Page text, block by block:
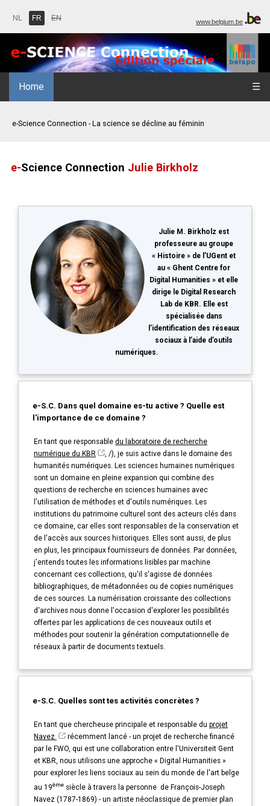
NL FR EN www.belgium.be
Home ☰
e-Science Connection - La science se décline au féminin
e-Science Connection Julie Birkholz
Julie M. Birkholz est
professeure au groupe
« Histoire » de l’UGent et
au « Ghent Centre for
Digital Humanities » et elle
dirige le Digital Research
Lab de KBR. Elle est
spécialisée dans
l’identification des réseaux
sociaux à l’aide d’outils
numériques.
e-S.C. Dans quel domaine es-tu active ? Quelle est
l'importance de ce domaine ?
En tant que responsable du laboratoire de recherche
numérique du KBR
, /), je suis active dans le domaine des
humanités numériques. Les sciences humaines numériques
sont un domaine en pleine expansion qui combine des
questions de recherche en sciences humaines avec
l'utilisation de méthodes et d'outils numériques. Les
institutions du patrimoine culturel sont des acteurs clés dans
ce domaine, car elles sont responsables de la conservation et
de l'accès aux sources historiques. Elles sont aussi, de plus
en plus, les principaux fournisseurs de données. Par données,
j'entends toutes les informations lisibles par machine
concernant ces collections, qu'il s'agisse de données
bibliographiques, de métadonnées ou de copies numériques
de ces sources. La numérisation croissante des collections
d'archives nous donne l'occasion d'explorer les possibilités
offertes par les applications de ces nouveaux outils et
méthodes pour soutenir la génération computationnelle de
réseaux à partir de documents textuels.
e-S.C. Quelles sont tes activités concrètes ?
En tant que chercheuse principale et responsable du projet
Navez
récemment lancé - un projet de recherche financé
par le FWO, qui est une collaboration entre l'Universiteit Gent
et KBR, nous utilisons une approche « Digital Humanities »
pour explorer les liens sociaux au sein du monde de l'art belge
au 19ème siècle à travers la personne de François-Joseph
Navez (1787-1869) - un artiste néoclassique de premier plan